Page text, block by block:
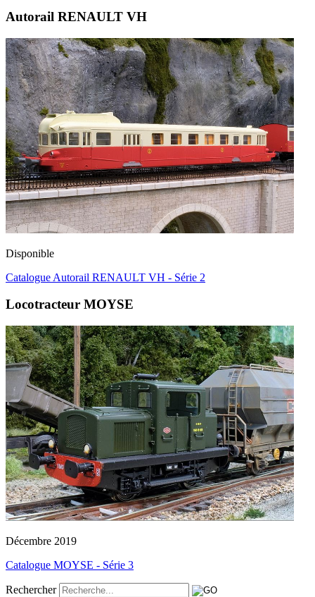
Autorail RENAULT VH
Disponible
Catalogue Autorail RENAULT VH - Série 2
Locotracteur MOYSE
Décembre 2019
Catalogue MOYSE - Série 3
Rechercher